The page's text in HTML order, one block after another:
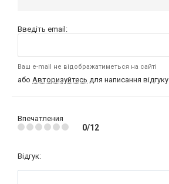
Введіть email:
Ваш e-mail не відображатиметься на сайті
або Авторизуйтесь для написання відгуку
Впечатления
0/12
Відгук: